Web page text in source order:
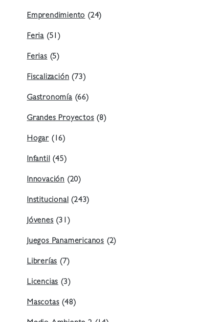
Emprendimiento (24)
Feria (51)
Ferias (5)
Fiscalización (73)
Gastronomía(66)
Grandes Proyectos (8)
Hogar (16)
Infantil (45)
Innovación (20)
Institucional (243)
Jóvenes (31)
Juegos Panamericanos (2)
Librerías (7)
Licencias (3)
Mascotas (48)